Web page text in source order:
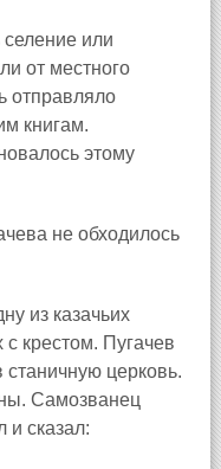
селение или
от местного
отправляло
книгам.
этому
не обходилось
из казачьих
с крестом. Пугачев
церковь.
Самозванец
и сказал: